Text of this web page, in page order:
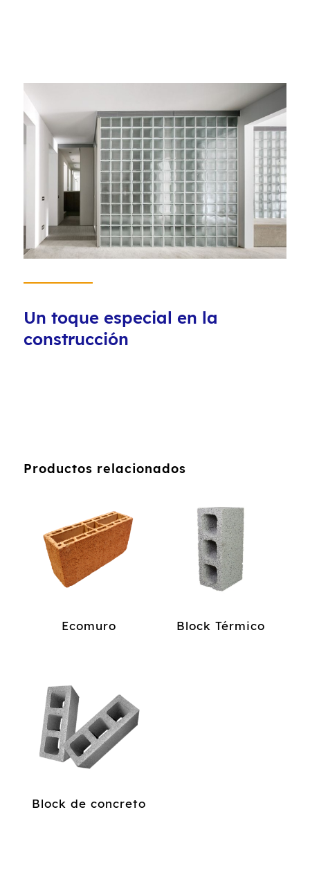
Un toque especial en la
construcción
Productos relacionados
Ecomuro Block Térmico
Block de concreto